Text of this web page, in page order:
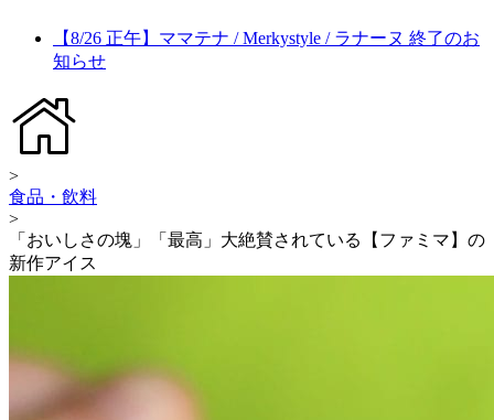
【8/26 正午】ママテナ / Merkystyle / ラナーヌ 終了のお
知らせ
>
食品・飲料
>
「おいしさの塊」「最高」大絶賛されている【ファミマ】の
新作アイス